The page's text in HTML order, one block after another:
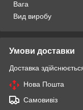
Вага
Вид виробу
Умови доставки
Доставка
Нова Пошта
Самовивіз